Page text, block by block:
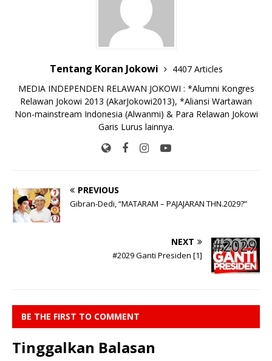
Tentang Koran Jokowi
4407 Articles
MEDIA INDEPENDEN RELAWAN JOKOWI : *Alumni Kongres
Relawan Jokowi 2013 (AkarJokowi2013), *Aliansi Wartawan
Non-mainstream Indonesia (Alwanmi) & Para Relawan Jokowi
Garis Lurus lainnya.
PREVIOUS
Gibran-Dedi, “MATARAM – PAJAJARAN THN.2029?”
NEXT
#2029 Ganti Presiden [1]
BE THE FIRST TO COMMENT
Tinggalkan Balasan